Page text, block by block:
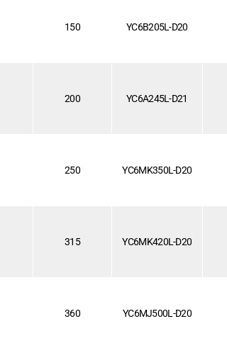
150 YC6B205L-D20
200 YC6A245L-D21
250 YC6MK350L-D20
315 YC6MK420L-D20
360 YC6MJ500L-D20